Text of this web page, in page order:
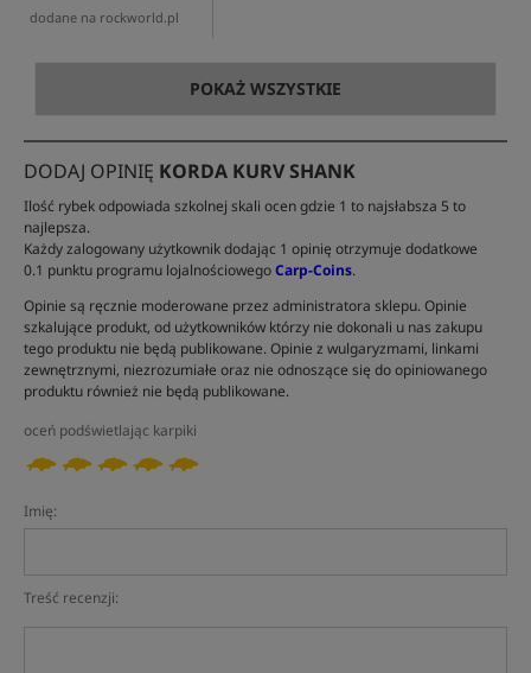
dodane na rockworld.pl
POKAŻ WSZYSTKIE
DODAJ OPINIĘ KORDA KURV SHANK
Ilość rybek odpowiada szkolnej skali ocen gdzie 1 to najsłabsza 5 to
najlepsza.
Każdy zalogowany użytkownik dodając 1 opinię otrzymuje dodatkowe
0.1 punktu programu lojalnościowegoCarp-Coins.
Opinie są ręcznie moderowane przez administratora sklepu. Opinie
szkalujące produkt, od użytkowników którzy nie dokonali u nas zakupu
tego produktu nie będą publikowane. Opinie z wulgaryzmami, linkami
zewnętrznymi, niezrozumiałe oraz nie odnoszące się do opiniowanego
produktu również nie będą publikowane.
oceń podświetlając karpiki
Imię:
Treść recenzji: